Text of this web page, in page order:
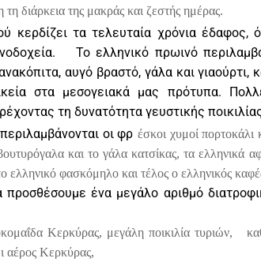
τη διάρκεια της μακράς και ζεστής ημέρας.
κερδίζει τα τελευταία χρόνια
Το ελληνικό πρωινό
αυγό βραστό, γάλα και γιαούρτι,
στα μεσογειακά μας πρότυπα.
τη δυνατότητα γευστικής
οι φρ έσκοι χυμοί
και το γάλα κατσίκας, τα ελληνικά
ελληνικό φασκόμηλο και τέλος ο ελληνικός
ένα μεγάλο αριθμό
Κερκύρας, μεγάλη ποικιλία τυριών,
αέρος Κερκύρας,